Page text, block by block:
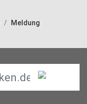
Meldung